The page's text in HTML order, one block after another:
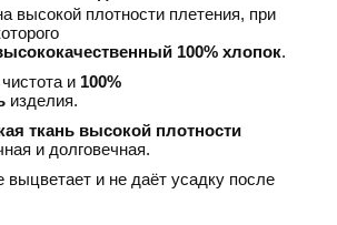
высокой плотности плетения, при
100% хлопок.
и 100%
изделия.
ткань высокой плотности
и долговечная.
выцветает и не даёт усадку после